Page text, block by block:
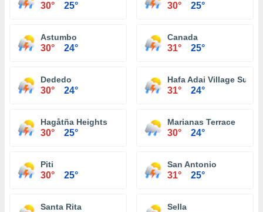
30° 25° 30° 25°
Astumbo
30° 24°
Canada
31° 25°
Dededo
30° 24°
Hafa Adai Village
31° 24°
Hagåtña Heights
30° 25°
Marianas Terrace
30° 24°
Piti
30° 25°
San Antonio
31° 25°
Santa Rita Sella